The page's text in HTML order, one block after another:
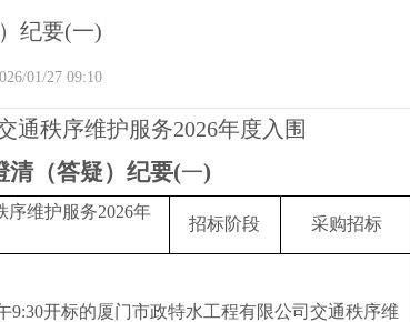
）纪要(一)
01/27 09:10
通秩序维护服务2026年度入围
清（答疑）纪要(一)
序维护服务2026年
招标阶段 采购招标
9:30开标的厦门市政特水工程有限公司交通秩序维